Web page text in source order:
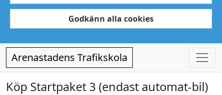
Godkänn alla cookies
Arenastadens Trafikskola
Köp Startpaket 3 (endast automat-bil)